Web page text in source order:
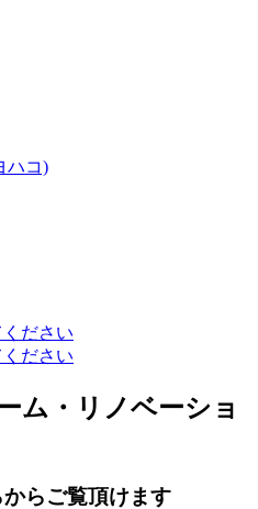
らご覧頂けます